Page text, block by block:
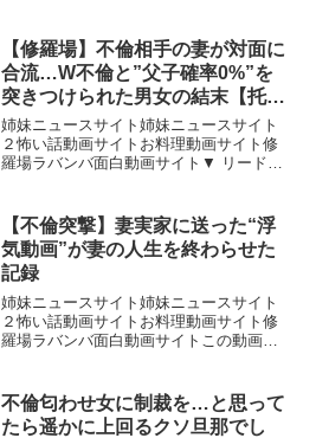
【修羅場】不倫相手の妻が対面に
合流…W不倫と”父子確率0%”を
突きつけられた男女の結末【托
卵】
姉妹ニュースサイト姉妹ニュースサイト
２怖い話動画サイトお料理動画サイト修
羅場ラバンバ面白動画サイト▼ リード
【不倫突撃】妻実家に送った“浮
気動画”が妻の人生を終わらせた
記録
姉妹ニュースサイト姉妹ニュースサイト
２怖い話動画サイトお料理動画サイト修
羅場ラバンバ面白動画サイトこの動画は
TwitterのDMにて!
@kzhodowameku◾︎ED...
不倫匂わせ女に制裁を…と思って
たら遥かに上回るクソ旦那でし